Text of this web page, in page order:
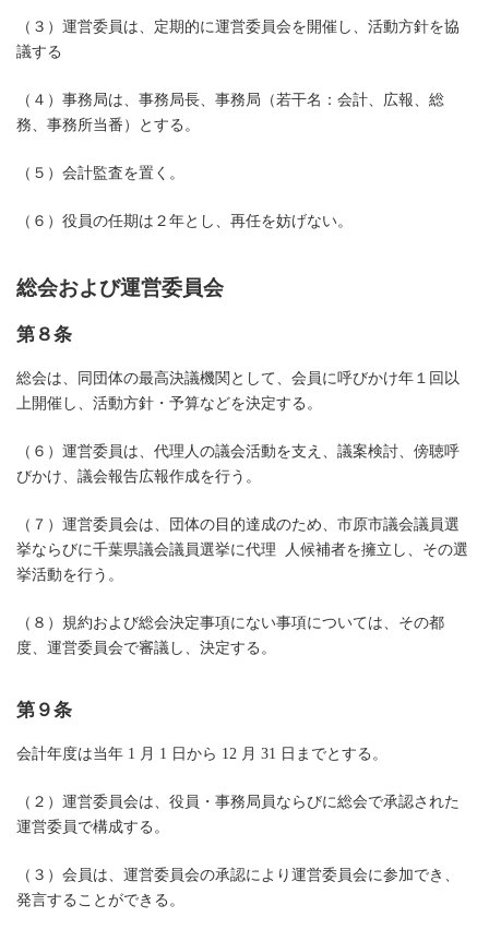
（３）運営委員は、定期的に運営委員会を開催し、活動方針を協
議する
（４）事務局は、事務局長、事務局（若干名：会計、広報、総
務、事務所当番）とする。
（５）会計監査を置く。
（６）役員の任期は２年とし、再任を妨げない。
総会および運営委員会
第８条
総会は、同団体の最高決議機関として、会員に呼びかけ年１回以
上開催し、活動方針・予算などを決定する。
（６）運営委員は、代理人の議会活動を支え、議案検討、傍聴呼
びかけ、議会報告広報作成を行う。
（７）運営委員会は、団体の目的達成のため、市原市議会議員選
挙ならびに千葉県議会議員選挙に代理 人候補者を擁立し、その選
挙活動を行う。
（８）規約および総会決定事項にない事項については、その都
度、運営委員会で審議し、決定する。
第９条
会計年度は当年 1 月 1 日から 12 月 31 日までとする。
（２）運営委員会は、役員・事務局員ならびに総会で承認された
運営委員で構成する。
（３）会員は、運営委員会の承認により運営委員会に参加でき、
発言することができる。